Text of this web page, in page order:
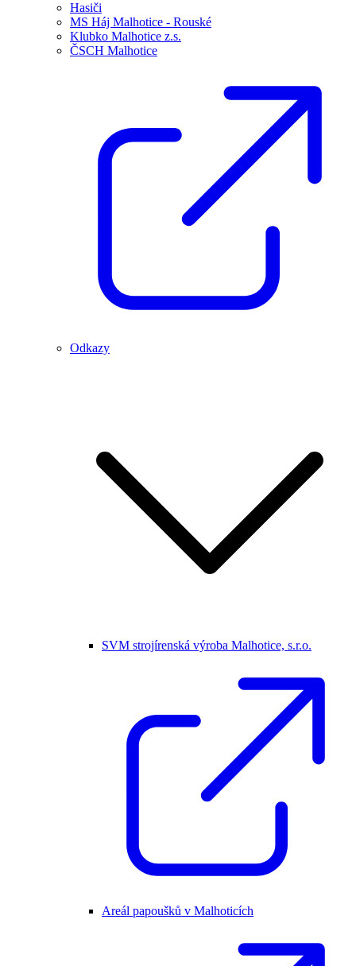
Hasiči
MS Háj Malhotice - Rouské
Klubko Malhotice z.s.
ČSCH Malhotice
Odkazy
SVM strojírenská výroba Malhotice, s.r.o.
Areál papoušků v Malhoticích